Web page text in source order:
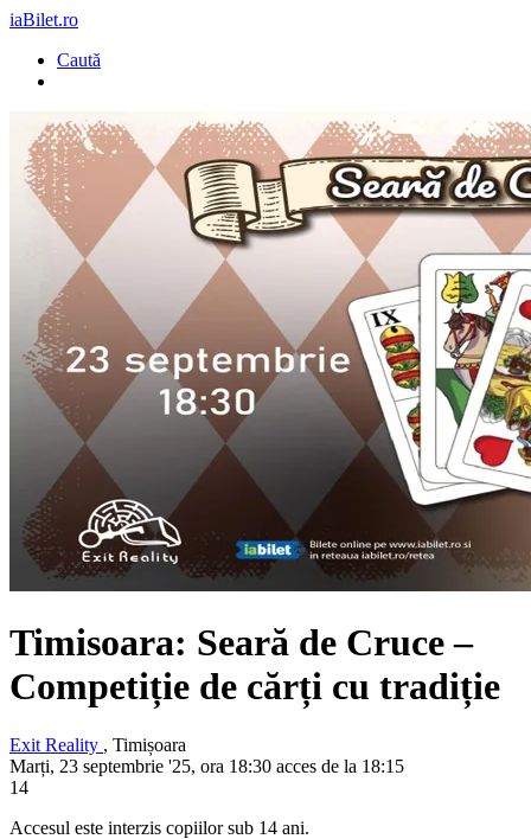
iaBilet.ro
Caută
Timisoara: Seară de Cruce–
Competiție de cărți cu tradiție
Exit Reality , Timișoara
Marți, 23 septembrie '25, ora 18:30 acces de la 18:15
14
Accesul este interzis copiilor sub 14 ani.